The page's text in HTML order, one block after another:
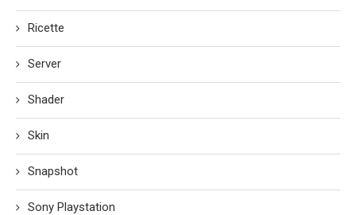
Ricette
Server
Shader
Skin
Snapshot
Sony Playstation